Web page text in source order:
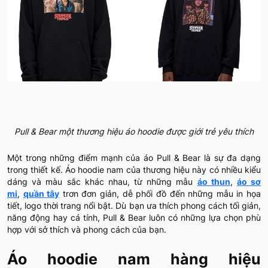
Pull & Bear một thương hiệu áo hoodie được giới trẻ yêu thích
Một trong những điểm mạnh của áo Pull & Bear là sự đa dạng
trong thiết kế. Áo hoodie nam của thương hiệu này có nhiều kiểu
dáng và màu sắc khác nhau, từ những mẫu áo thun, áo sơ
mi, quần tây trơn đơn giản, dễ phối đồ đến những mẫu in họa
tiết, logo thời trang nổi bật. Dù bạn ưa thích phong cách tối giản,
năng động hay cá tính, Pull & Bear luôn có những lựa chọn phù
hợp với sở thích và phong cách của bạn.
Áo hoodie nam hàng hiệu